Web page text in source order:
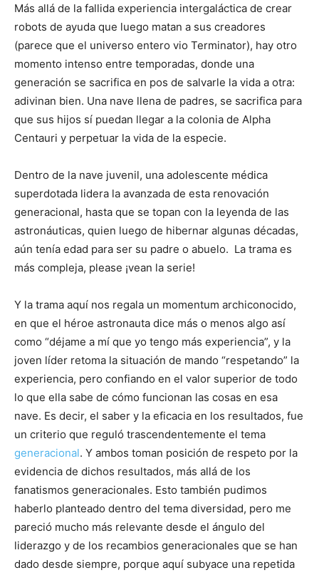
Más allá de la fallida experiencia intergaláctica de crear
robots de ayuda que luego matan a sus creadores
(parece que el universo entero vio Terminator), hay otro
momento intenso entre temporadas, donde una
generación se sacrifica en pos de salvarle la vida a otra:
adivinan bien. Una nave llena de padres, se sacrifica para
que sus hijos sí puedan llegar a la colonia de Alpha
Centauri y perpetuar la vida de la especie.
Dentro de la nave juvenil, una adolescente médica
superdotada lidera la avanzada de esta renovación
generacional, hasta que se topan con la leyenda de las
astronáuticas, quien luego de hibernar algunas décadas,
aún tenía edad para ser su padre o abuelo. La trama es
más compleja, please ¡vean la serie!
Y la trama aquí nos regala un momentum archiconocido,
en que el héroe astronauta dice más o menos algo así
como “déjame a mí que yo tengo más experiencia”, y la
joven líder retoma la situación de mando “respetando” la
experiencia, pero confiando en el valor superior de todo
lo que ella sabe de cómo funcionan las cosas en esa
nave. Es decir, el saber y la eficacia en los resultados, fue
un criterio que reguló trascendentemente el tema
generacional. Y ambos toman posición de respeto por la
evidencia de dichos resultados, más allá de los
fanatismos generacionales. Esto también pudimos
haberlo planteado dentro del tema diversidad, pero me
pareció mucho más relevante desde el ángulo del
liderazgo y de los recambios generacionales que se han
dado desde siempre, porque aquí subyace una repetida